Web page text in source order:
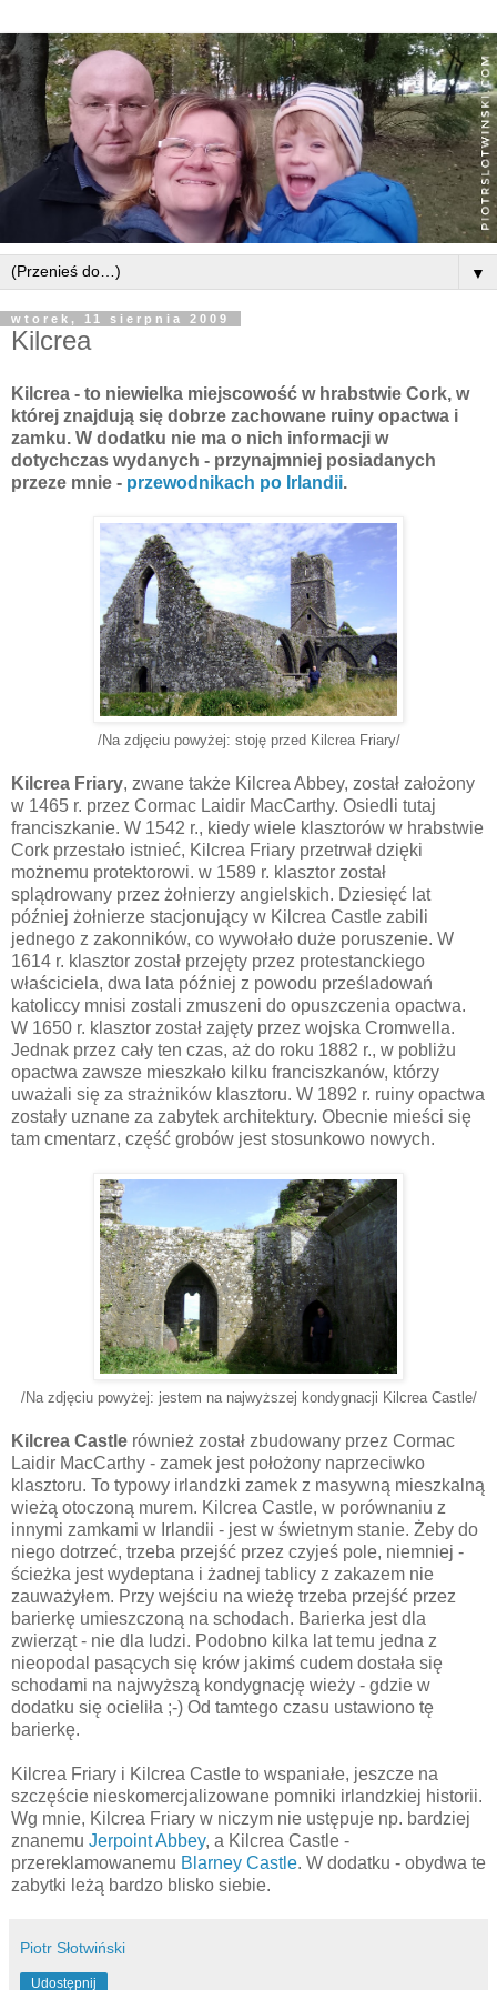
▼
wtorek, 11 sierpnia 2009
Kilcrea
Kilcrea - to niewielka miejscowość w hrabstwie Cork, w
której znajdują się dobrze zachowane ruiny opactwa i
zamku. W dodatku nie ma o nich informacji w
dotychczas wydanych - przynajmniej posiadanych
przeze mnie - przewodnikach po Irlandii.
/Na zdjęciu powyżej: stoję przed Kilcrea Friary/
Kilcrea Friary, zwane także Kilcrea Abbey, został założony
w 1465 r. przez Cormac Laidir MacCarthy. Osiedli tutaj
franciszkanie. W 1542 r., kiedy wiele klasztorów w hrabstwie
Cork przestało istnieć, Kilcrea Friary przetrwał dzięki
możnemu protektorowi. w 1589 r. klasztor został
splądrowany przez żołnierzy angielskich. Dziesięć lat
później żołnierze stacjonujący w Kilcrea Castle zabili
jednego z zakonników, co wywołało duże poruszenie. W
1614 r. klasztor został przejęty przez protestanckiego
właściciela, dwa lata później z powodu prześladowań
katoliccy mnisi zostali zmuszeni do opuszczenia opactwa.
W 1650 r. klasztor został zajęty przez wojska Cromwella.
Jednak przez cały ten czas, aż do roku 1882 r., w pobliżu
opactwa zawsze mieszkało kilku franciszkanów, którzy
uważali się za strażników klasztoru. W 1892 r. ruiny opactwa
zostały uznane za zabytek architektury. Obecnie mieści się
tam cmentarz, część grobów jest stosunkowo nowych.
/Na zdjęciu powyżej: jestem na najwyższej kondygnacji Kilcrea Castle/
Kilcrea Castle również został zbudowany przez Cormac
Laidir MacCarthy - zamek jest położony naprzeciwko
klasztoru. To typowy irlandzki zamek z masywną mieszkalną
wieżą otoczoną murem. Kilcrea Castle, w porównaniu z
innymi zamkami w Irlandii - jest w świetnym stanie. Żeby do
niego dotrzeć, trzeba przejść przez czyjeś pole, niemniej -
ścieżka jest wydeptana i żadnej tablicy z zakazem nie
zauważyłem. Przy wejściu na wieżę trzeba przejść przez
barierkę umieszczoną na schodach. Barierka jest dla
zwierząt - nie dla ludzi. Podobno kilka lat temu jedna z
nieopodal pasących się krów jakimś cudem dostała się
schodami na najwyższą kondygnację wieży - gdzie w
dodatku się ocieliła ;-) Od tamtego czasu ustawiono tę
barierkę.
Kilcrea Friary i Kilcrea Castle to wspaniałe, jeszcze na
szczęście nieskomercjalizowane pomniki irlandzkiej historii.
Wg mnie, Kilcrea Friary w niczym nie ustępuje np. bardziej
znanemu JerpointAbbey, a Kilcrea Castle -
przereklamowanemu Blarney Castle. W dodatku - obydwa te
zabytki leżą bardzo blisko siebie.
Piotr Słotwiński
Udostępnij